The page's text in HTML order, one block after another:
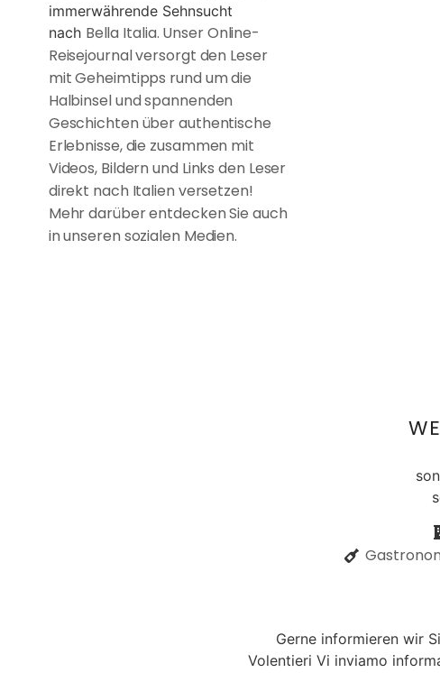
immerwährende Sehnsucht
nach Bella Italia. Unser Online-
Reisejournal versorgt den Leser
mit Geheimtipps rund um die
Halbinsel und spannenden
Geschichten über authentische
Erlebnisse, die zusammen mit
Videos, Bildern und Links den Leser
direkt nach Italien versetzen!
Mehr darüber entdecken Sie auch
in unseren sozialen Medien.
Gerne informieren wir
Volentieri Vi inviamo